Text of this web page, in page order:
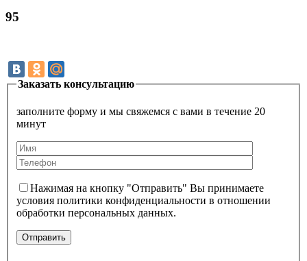
95
Заказать консультацию
заполните форму и мы свяжемся с вами в течение 20
минут
Нажимая на кнопку "Отправить" Вы принимаете
условия политики конфиденциальности в отношении
обработки персональных данных.